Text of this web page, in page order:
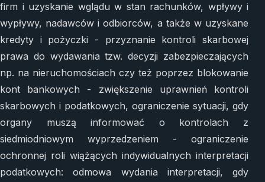
firm i uzyskanie wglądu w stan rachunków, wpływy i
wypływy, nadawców i odbiorców, a także w uzyskane
kredyty i pożyczki - przyznanie kontroli skarbowej
prawa do wydawania tzw. decyzji zabezpieczających
np. na nieruchomościach czy też poprzez blokowanie
kont bankowych - zwiększenie uprawnień kontroli
skarbowych i podatkowych, ograniczenie sytuacji, gdy
organy muszą informować o kontrolach z
siedmiodniowym wyprzedzeniem - ograniczenie
ochronnej roli wiążących indywidualnych interpretacji
podatkowych: odmowa wydania interpretacji, gdy